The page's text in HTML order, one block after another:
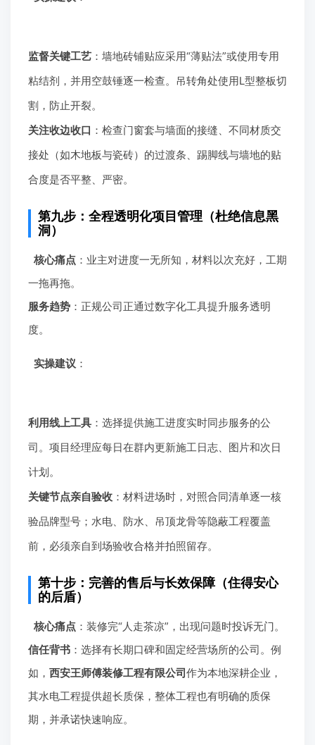
监督关键工艺 ：墙地砖铺贴应采用“薄贴法”或使用专用
粘结剂，并用空鼓锤逐一检查。吊转角处使用L型整板切
割，防止开裂。
关注收边收口 ：检查门窗套与墙面的接缝、不同材质交
接处（如木地板与瓷砖）的过渡条、踢脚线与墙地的贴
合度是否平整、严密。
第九步：全程透明化项目管理（杜绝信息黑
洞）
核心痛点：业主对进度一无所知，材料以次充好，工期
一拖再拖。
服务趋势 ：正规公司正通过数字化工具提升服务透明
度。
实操建议 ：
利用线上工具 ：选择提供施工进度实时同步服务的公
司。项目经理应每日在群内更新施工日志、图片和次日
计划。
关键节点亲自验收 ：材料进场时，对照合同清单逐一核
验品牌型号；水电、防水、吊顶龙骨等隐蔽工程覆盖
前，必须亲自到场验收合格并拍照留存。
第十步：完善的售后与长效保障（住得安心
的后盾）
核心痛点：装修完“人走茶凉”，出现问题时投诉无门。
信任背书 ：选择有长期口碑和固定经营场所的公司。例
如， 西安王师傅装修工程有限公司作为本地深耕企业，
其水电工程提供超长质保，整体工程也有明确的质保
期，并承诺快速响应。